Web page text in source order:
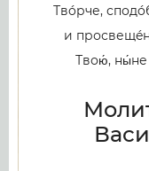
Твóрче,
и
Твою́,